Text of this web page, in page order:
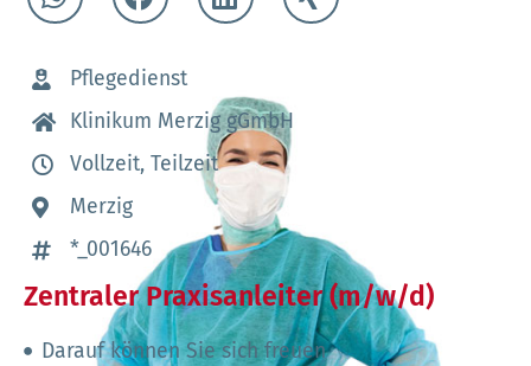
Zentraler Praxisanleiter (m/w/d)
Darauf können Sie sich freuen
Pflegedienst
Klinikum Merzig gGmbH
Vollzeit, Teilzeit
Merzig
*_001646